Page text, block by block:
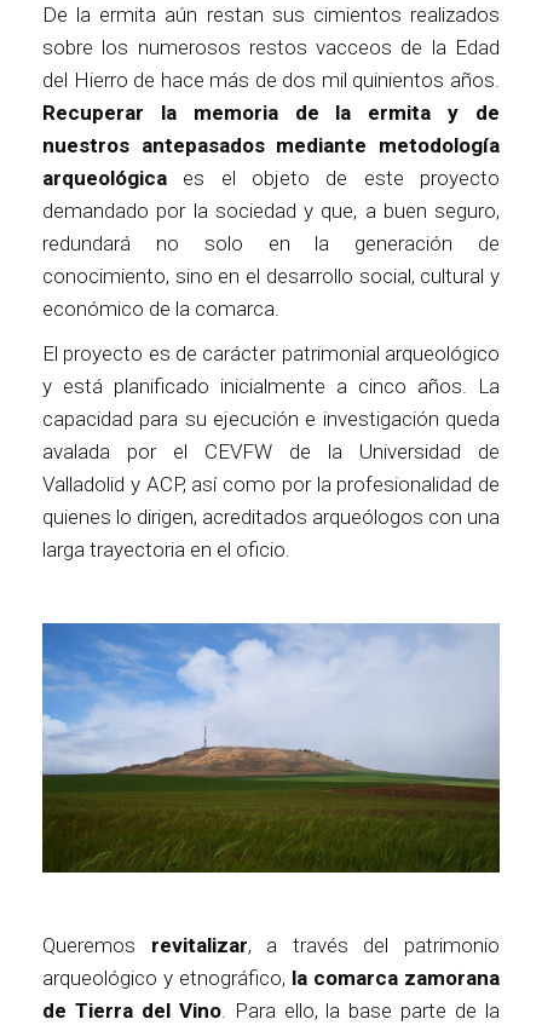
De la ermita aún restan sus cimientos realizados
sobre los numerosos restos vacceos de la Edad
del Hierro de hace más de dos mil quinientos años.
Recuperar la memoria de la ermita y de
nuestros antepasados mediante metodología
arqueológica es el objeto de este proyecto
demandado por la sociedad y que, a buen seguro,
redundará no solo en la generación de
conocimiento, sino en el desarrollo social, cultural y
económico de la comarca.
El proyecto es de carácter patrimonial arqueológico
y está planificado inicialmente a cinco años. La
capacidad para su ejecución e investigación queda
avalada por el CEVFW de la Universidad de
Valladolid y ACP, así como por la profesionalidad de
quienes lo dirigen, acreditados arqueólogos con una
larga trayectoria en el oficio.
Queremos revitalizar, a través del patrimonio
arqueológico y etnográfico, la comarca zamorana
de Tierra del Vino. Para ello, la base parte de la